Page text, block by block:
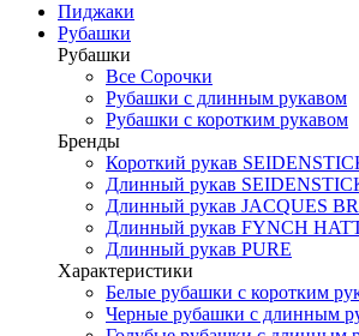
Пиджаки
Рубашки
Рубашки
Все Сорочки
Рубашки с длинным рукавом
Рубашки с коротким рукавом
Бренды
Короткий рукав
Длинный рукав
Длинный рукав JAСQUES
Длинный рукав FYNCH
Длинный рукав PURE
Характеристики
Белые рубашки с коротким
Черные рубашки с длинным